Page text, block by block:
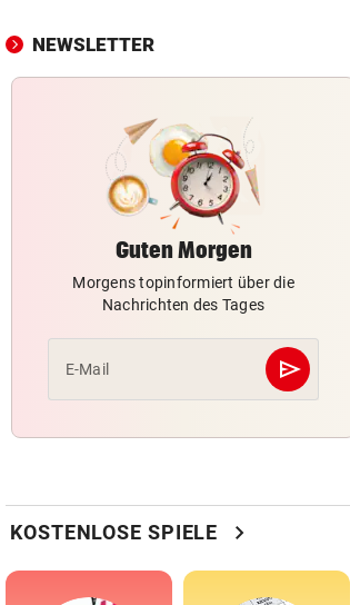
NEWSLETTER
Guten Morgen
Morgens topinformiert über die
Nachrichten des Tages
E-Mail send
KOSTENLOSE SPIELE chevron_right